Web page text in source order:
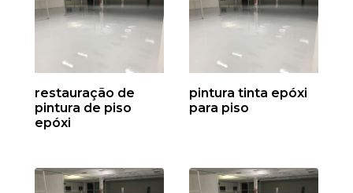
restauração de
pintura de piso
epóxi
pintura tinta epóxi
para piso